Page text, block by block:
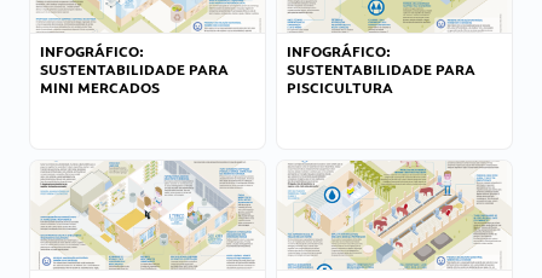
INFOGRÁFICO:
SUSTENTABILIDADE PARA
MINI MERCADOS
INFOGRÁFICO:
SUSTENTABILIDADE PARA
PISCICULTURA